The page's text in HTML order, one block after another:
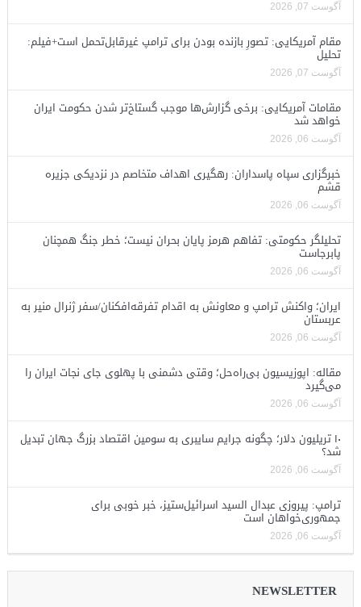
آگوست 07, 2026
مقام آمریکایی: تصورِ بازنده بودن برای ترامپ غیرقابل‌تحمل است+فیلم:
تحلیل
آگوست 07, 2026
مقامات آمریکایی: برخی گزارش‌ها موجب گستاخ‌تر شدن حکومت ایران
خواهد شد
آگوست 06, 2026
خبرگزاری سپاه پاسداران: رهگیری اهداف متخاصم در نزدیکی جزیره
قشم
آگوست 06, 2026
تحلیلگر حکومتی: تفاهم هرمز پایان بحران نیست؛ خطر جنگ همچنان
پابرجاست
آگوست 06, 2026
ایران؛ واکنش ترامپ و معاونش به اقدام تفرقه‌افکنان/سفر ژنرال منیر به
عربستان
آگوست 06, 2026
مقاله: اپوزیسیون بی‌راه‌حل؛ وقتی دشمنی با پهلوی جای نجات ایران را
می‌گیرد
آگوست 06, 2026
۱۰ تریلیون دلار؛ چگونه جرایم سایبری به سومین اقتصاد بزرگ جهان تبدیل
شد؟
آگوست 06, 2026
ترامپ: پیروزی عبدال السید اسرائیل‌ستیز، خبر خوبی برای
جمهوری‌خواهان است
آگوست 06, 2026
NEWSLETTER